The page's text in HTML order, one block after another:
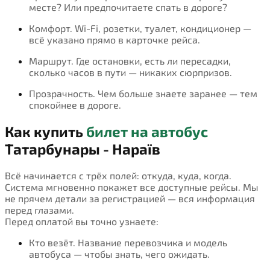
месте? Или предпочитаете спать в дороге?
Комфорт. Wi-Fi, розетки, туалет, кондиционер —
всё указано прямо в карточке рейса.
Маршрут. Где остановки, есть ли пересадки,
сколько часов в пути — никаких сюрпризов.
Прозрачность. Чем больше знаете заранее — тем
спокойнее в дороге.
Как купить билет на автобус
Татарбунары - Нараїв
Всё начинается с трёх полей: откуда, куда, когда.
Система мгновенно покажет все доступные рейсы. Мы
не прячем детали за регистрацией — вся информация
перед глазами.
Перед оплатой вы точно узнаете:
Кто везёт. Название перевозчика и модель
автобуса — чтобы знать, чего ожидать.